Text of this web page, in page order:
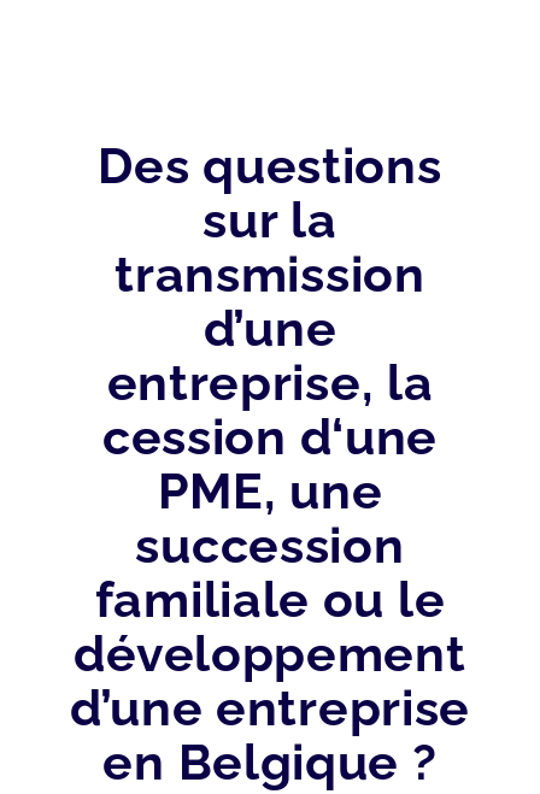
Des questions
sur la
transmission
d’une
entreprise, la
cession d‘une
PME, une
succession
familiale ou le
développement
d’une entreprise
en Belgique ?